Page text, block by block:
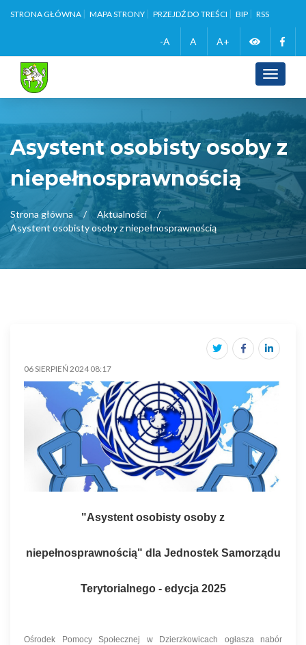
STRONA GŁÓWNA MAPA STRONY PRZEJDŹ DO TREŚCI BIP RSS
-A A A+ Zmień
wersję
Toggle
Asystent osobisty osoby z
niepełnosprawnością
Strona główna
Aktualności
Asystent osobisty osoby z niepełnosprawnością
06 SIERPIEŃ 2024 08:17
"Asystent osobisty osoby z
niepełnosprawnością" dla Jednostek Samorządu
Terytorialnego - edycja 2025
Ośrodek Pomocy Społecznej w Dzierzkowicach ogłasza nabór